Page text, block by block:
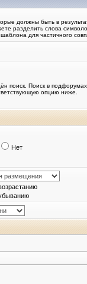
должны быть в
разделить слова
шаблона для частичного
поиск. Поиск в подфорумах
опцию ниже.
Нет